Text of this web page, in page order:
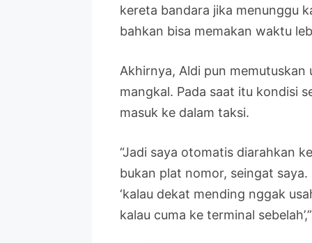
kereta bandara jika menunggu
bahkan bisa memakan waktu
Akhirnya, Aldi pun
mangkal. Pada saat itu kondisi
masuk ke dalam taksi.
“Jadi saya otomatis diarahkan
bukan plat nomor, seingat
‘kalau dekat mending nggak
kalau cuma ke terminal